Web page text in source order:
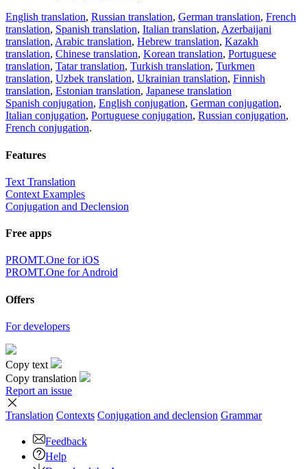
English translation, Russian translation, German translation, French
translation, Spanish translation, Italian translation, Azerbaijani
translation, Arabic translation, Hebrew translation, Kazakh
translation, Chinese translation, Korean translation, Portuguese
translation, Tatar translation, Turkish translation, Turkmen
translation, Uzbek translation, Ukrainian translation, Finnish
translation, Estonian translation, Japanese translation
Spanish conjugation, English conjugation, German conjugation,
Italian conjugation, Portuguese conjugation, Russian conjugation,
French conjugation.
Features
Text Translation
Context Examples
Conjugation and Declension
Free apps
PROMT.One for iOS
PROMT.One for Android
Offers
For developers
Copy text
Copy translation
Report an issue
Translation Contexts Conjugation and declension Grammar
Feedback
Help